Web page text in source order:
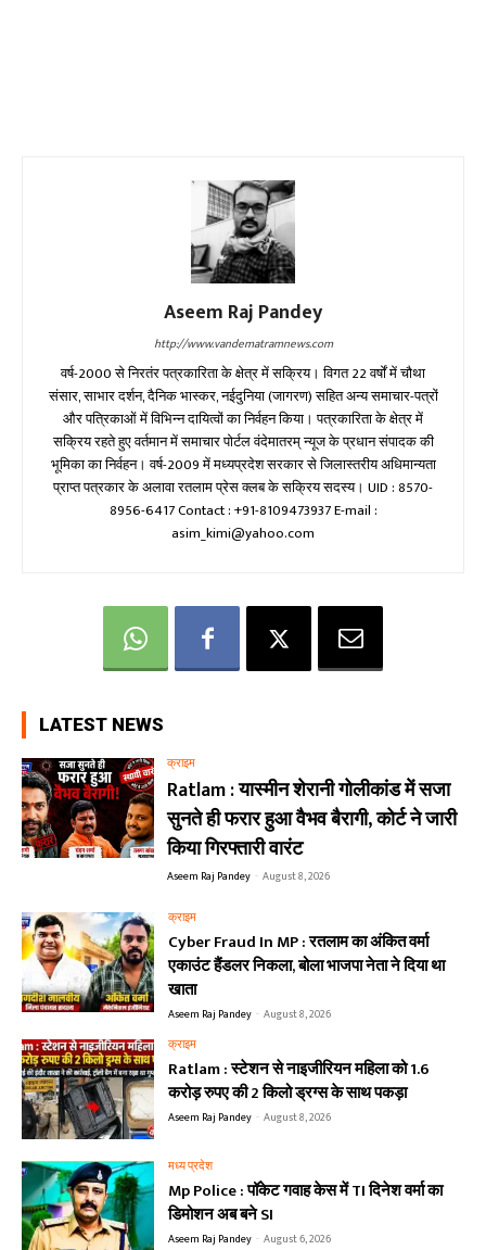
Aseem Raj Pandey
http://www.vandematramnews.com
वर्ष-2000 से निरतंर पत्रकारिता के क्षेत्र में सक्रिय। विगत 22 वर्षों में चौथा
संसार, साभार दर्शन, दैनिक भास्कर, नईदुनिया (जागरण) सहित अन्य समाचार-पत्रों
और पत्रिकाओं में विभिन्न दायित्वों का निर्वहन किया। पत्रकारिता के क्षेत्र में
सक्रिय रहते हुए वर्तमान में समाचार पोर्टल वंदेमातरम् न्यूज के प्रधान संपादक की
भूमिका का निर्वहन। वर्ष-2009 में मध्यप्रदेश सरकार से जिलास्तरीय अधिमान्यता
प्राप्त पत्रकार के अलावा रतलाम प्रेस क्लब के सक्रिय सदस्य। UID : 8570-
8956-6417 Contact : +91-8109473937 E-mail :
asim_kimi@yahoo.com
LATEST NEWS
क्राइम
Ratlam : यास्मीन शेरानी गोलीकांड में सजा
सुनते ही फरार हुआ वैभव बैरागी, कोर्ट ने जारी
किया गिरफ्तारी वारंट
Aseem Raj Pandey - August 8, 2026
क्राइम
Cyber Fraud In MP : रतलाम का अंकित वर्मा
एकाउंट हैंडलर निकला, बोला भाजपा नेता ने दिया था
खाता
Aseem Raj Pandey - August 8, 2026
क्राइम
Ratlam : स्टेशन से नाइजीरियन महिला को 1.6
करोड़ रुपए की 2 किलो ड्रग्स के साथ पकड़ा
Aseem Raj Pandey - August 8, 2026
मध्य प्रदेश
Mp Police : पॉकेट गवाह केस में TI दिनेश वर्मा का
डिमोशन अब बने SI
Aseem Raj Pandey - August 6, 2026